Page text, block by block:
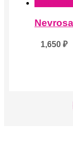
Nevrosa
1,650₽